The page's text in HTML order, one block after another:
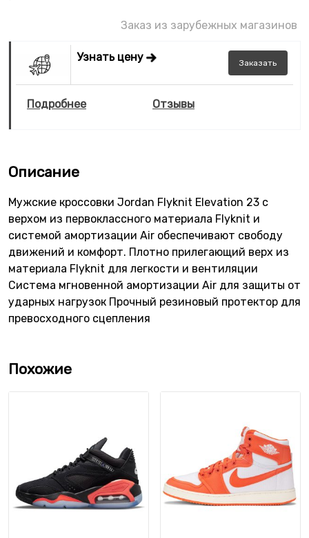
Заказ из зарубежных магазинов
Узнать цену Заказать
Подробнее Отзывы
Описание
Мужские кроссовки Jordan Flyknit Elevation 23 с
верхом из первоклассного материала Flyknit и
системой амортизации Air обеспечивают свободу
движений и комфорт. Плотно прилегающий верх из
материала Flyknit для легкости и вентиляции
Система мгновенной амортизации Air для защиты от
ударных нагрузок Прочный резиновый протектор для
превосходного сцепления
Похожие